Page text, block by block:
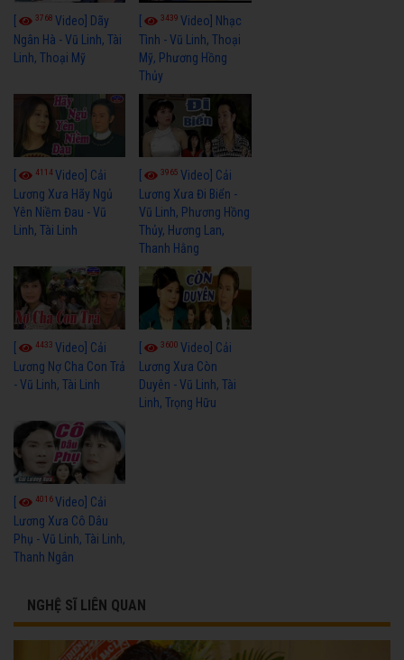
3768 Video] Dãy
Ngân Hà - Vũ Linh, Tài
Linh, Thoại Mỹ
3439Video] Nhạc
Tình - Vũ Linh, Thoại
Mỹ, Phương Hồng
Thủy
4114Video] Cải
Lương Xưa Hãy Ngủ
Yên Niềm Đau - Vũ
Linh, Tài Linh
3965Video] Cải
Lương Xưa Đi Biển -
Vũ Linh, Phương Hồng
Thủy, Hương Lan,
Thanh Hằng
4433 Video] Cải
Lương Nợ Cha Con Trả
- Vũ Linh, Tài Linh
3600Video] Cải
Lương Xưa Còn
Duyên - Vũ Linh, Tài
Linh, Trọng Hữu
[ 4016Video] Cải
Lương Xưa Cô Dâu
Phụ - Vũ Linh, Tài Linh,
Thanh Ngân
NGHỆ SĨ LIÊN QUAN